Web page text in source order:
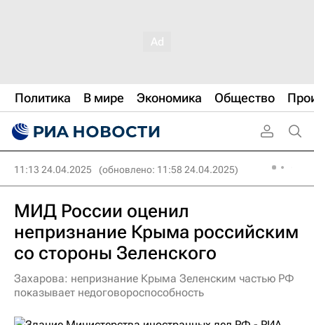
Политика В мире Экономика Общество
11:13 24.04.2025 (обновлено: 11:58 24.04.2025)
МИД России оценил
непризнание Крыма российским
со стороны Зеленского
Захарова: непризнание Крыма Зеленским частью РФ
показывает недоговороспособность